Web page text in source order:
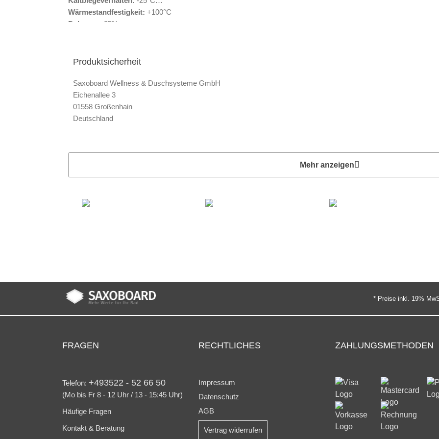
Wärmestandfestigkeit: +100°C
Dehnung:
35%
Produktsicherheit
Saxoboard Wellness & Duschsysteme GmbH
Eichenallee 3
01558 Großenhain
Deutschland
Mehr anzeigen
* Preise inkl. 19%
FRAGEN
Telefon: +493522 - 52 66 50
(Mo bis Fr 8 - 12 Uhr / 13 - 15:45 Uhr)
Häufige Fragen
Kontakt & Beratung
RECHTLICHES
Impressum
Datenschutz
AGB
Vertrag widerrufen
ZAHLUNGSMETHODEN